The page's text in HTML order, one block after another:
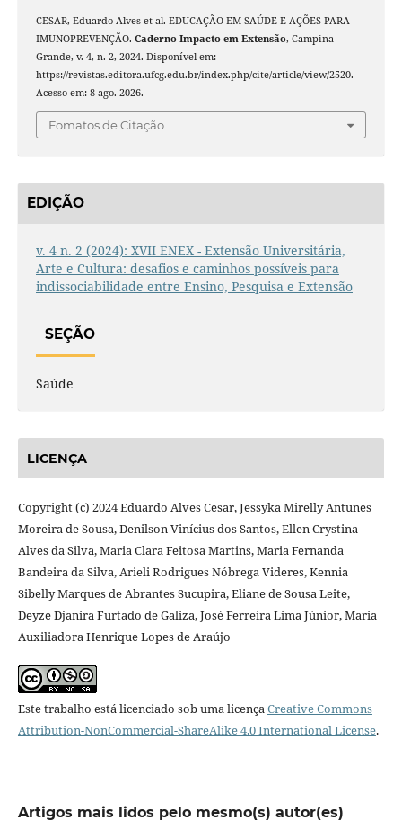
CESAR, Eduardo Alves et al. EDUCAÇÃO EM SAÚDE E AÇÕES PARA
IMUNOPREVENÇÃO. Caderno Impacto em Extensão, Campina
Grande, v. 4, n. 2, 2024. Disponível em:
https://revistas.editora.ufcg.edu.br/index.php/cite/article/view/2520.
Acesso em: 8 ago. 2026.
Fomatos de Citação
EDIÇÃO
v. 4 n. 2 (2024): XVII ENEX - Extensão Universitária,
Arte e Cultura: desafios e caminhos possíveis para
indissociabilidade entre Ensino, Pesquisa e Extensão
SEÇÃO
Saúde
LICENÇA
Copyright (c) 2024 Eduardo Alves Cesar, Jessyka Mirelly Antunes
Moreira de Sousa, Denilson Vinícius dos Santos, Ellen Crystina
Alves da Silva, Maria Clara Feitosa Martins, Maria Fernanda
Bandeira da Silva, Arieli Rodrigues Nóbrega Videres, Kennia
Sibelly Marques de Abrantes Sucupira, Eliane de Sousa Leite,
Deyze Djanira Furtado de Galiza, José Ferreira Lima Júnior, Maria
Auxiliadora Henrique Lopes de Araújo
Este trabalho está licenciado sob uma licençaCreative Commons
Attribution-NonCommercial-ShareAlike 4.0 International License.
Artigos mais lidos pelo mesmo(s) autor(es)